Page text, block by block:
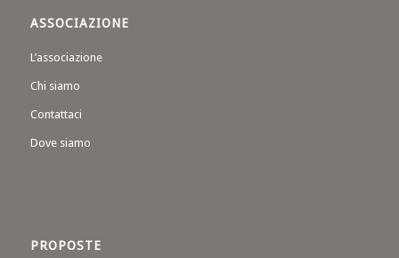
ASSOCIAZIONE
L’associazione
Chi siamo
Contattaci
Dove siamo
PROPOSTE